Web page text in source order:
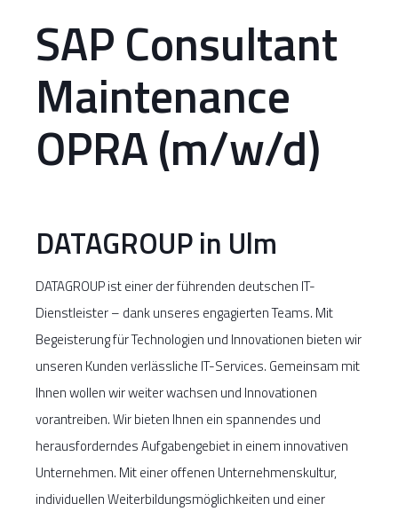
SAP Consultant
Maintenance
OPRA (m/w/d)
DATAGROUP in Ulm
DATAGROUP ist einer der führenden deutschen IT-
Dienstleister – dank unseres engagierten Teams. Mit
Begeisterung für Technologien und Innovationen bieten wir
unseren Kunden verlässliche IT-Services. Gemeinsam mit
Ihnen wollen wir weiter wachsen und Innovationen
vorantreiben. Wir bieten Ihnen ein spannendes und
herausforderndes Aufgabengebiet in einem innovativen
Unternehmen. Mit einer offenen Unternehmenskultur,
individuellen Weiterbildungsmöglichkeiten und einer